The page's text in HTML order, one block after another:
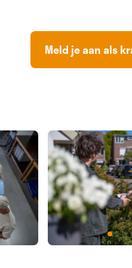
Meld je aan als